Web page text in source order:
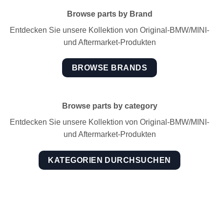
Browse parts by Brand
Entdecken Sie unsere Kollektion von Original-BMW/MINI-
und Aftermarket-Produkten
BROWSE BRANDS
Browse parts by category
Entdecken Sie unsere Kollektion von Original-BMW/MINI-
und Aftermarket-Produkten
KATEGORIEN DURCHSUCHEN